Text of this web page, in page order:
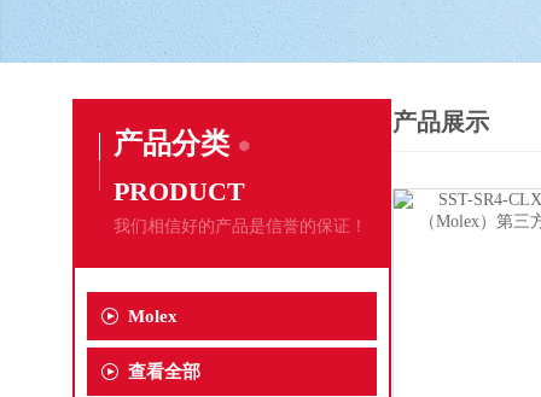
产品分类
PRODUCT
我们相信好的产品是信誉的保证！
Molex
查看全部
产品展示